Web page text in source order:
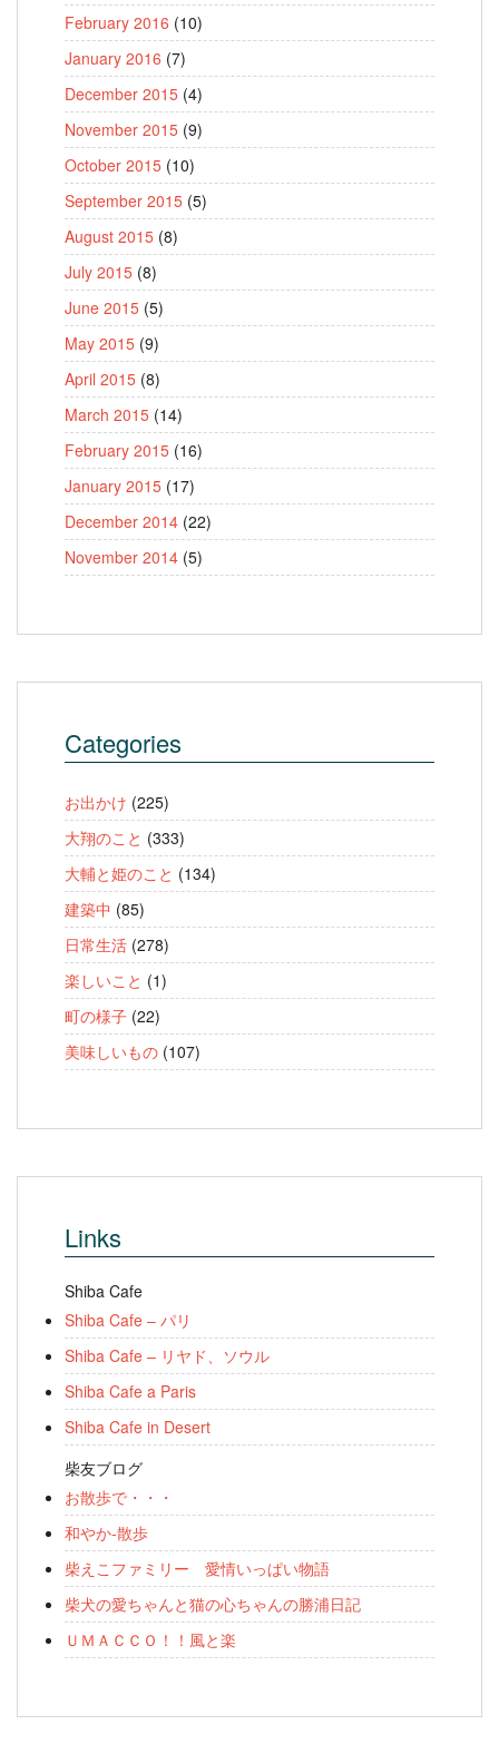
February 2016 (10)
January 2016 (7)
December 2015 (4)
November 2015 (9)
October 2015 (10)
September 2015 (5)
August 2015 (8)
July 2015 (8)
June 2015 (5)
May 2015 (9)
April 2015 (8)
March 2015 (14)
February 2015 (16)
January 2015 (17)
December 2014 (22)
November 2014 (5)
Categories
お出かけ (225)
大翔のこと (333)
大輔と姫のこと (134)
建築中 (85)
日常生活 (278)
楽しいこと (1)
町の様子 (22)
美味しいもの (107)
Links
Shiba Cafe
Shiba Cafe – パリ
Shiba Cafe – リヤド、ソウル
Shiba Cafe a Paris
Shiba Cafe in Desert
柴友ブログ
お散歩で・・・
和やか-散歩
柴えこファミリー 愛情いっぱい物語
柴犬の愛ちゃんと猫の心ちゃんの勝浦日記
ＵＭＡＣＣＯ！！風と楽